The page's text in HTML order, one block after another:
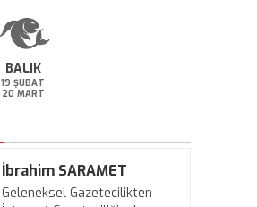
BALIK
19 ŞUBAT
20 MART
İbrahim SARAMET
Geleneksel Gazetecilikten